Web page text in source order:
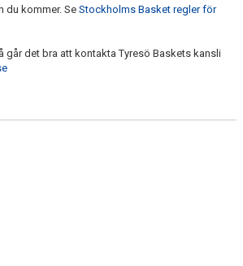
du kommer. Se Stockholms Basket regler för
går det bra att kontakta Tyresö Baskets kansli